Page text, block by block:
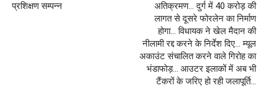
प्रशिक्षण सम्पन्न
अतिक्रमण… दुर्ग में 40 करोड़ की
लागत से दूसरे फोरलेन का निर्माण
होगा… विधायक ने खेल मैदान की
नीलामी रद्द करने के निर्देश दिए… म्यूल
अकाउंट संचालित करने वाले गिरोह का
भंडाफोड़… आउटर इलाकों में अब भी
टैंकरों के जरिए हो रही जलापूर्ति…